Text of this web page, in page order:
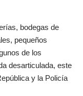
bodegas de
pequeños
de los
desarticulada, este
y la Policía